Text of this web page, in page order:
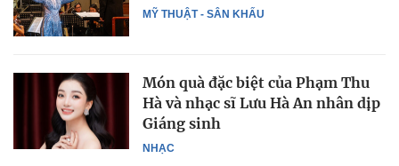
MỸ THUẬT - SÂN KHẤU
NHẠC
Món quà đặc biệt của Phạm Thu
Hà và nhạc sĩ Lưu Hà An nhân dịp
Giáng sinh